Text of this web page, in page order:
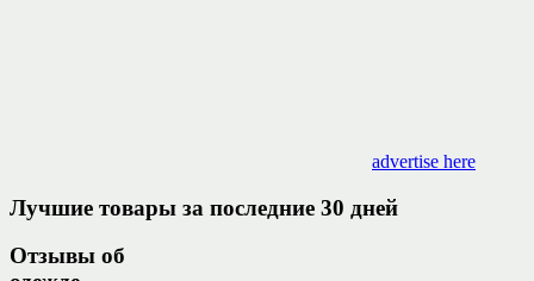
advertise here
Лучшие товары за последние 30 дней
Отзывы об